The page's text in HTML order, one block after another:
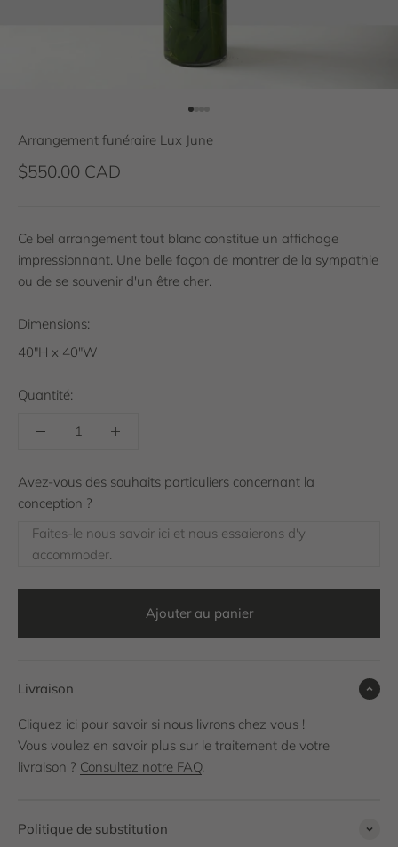
Arrangement funéraire Lux June
Prix de vente
$550.00 CAD
Ce bel arrangement tout blanc constitue un affichage
impressionnant. Une belle façon de montrer de la sympathie
ou de se souvenir d'un être cher.
Dimensions:
40"H x 40"W
Quantité:
Avez-vous des souhaits particuliers concernant la
conception ?
Faites-le nous savoir ici et nous essaierons d'y
accommoder.
Ajouter au panier
Livraison
Cliquez ici pour savoir si nous livrons chez vous !
Vous voulez en savoir plus sur le traitement de votre
livraison ? Consultez notre FAQ.
Politique de substitution